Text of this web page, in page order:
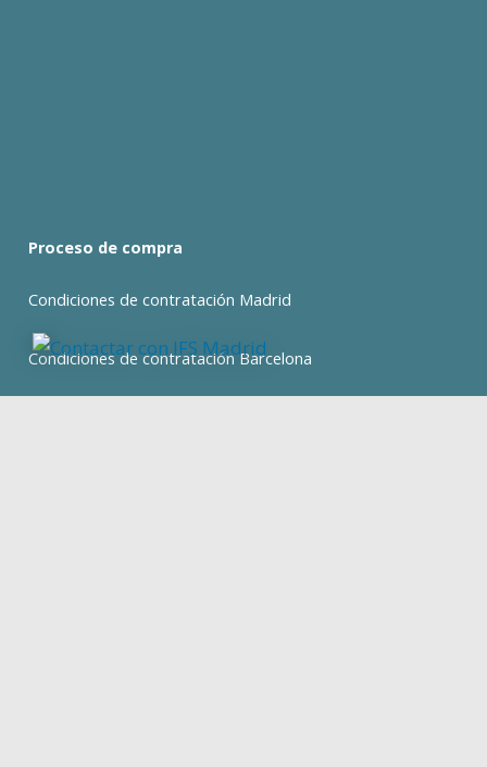
Proceso de compra
Condiciones de contratación Madrid
Condiciones de contratación Barcelona